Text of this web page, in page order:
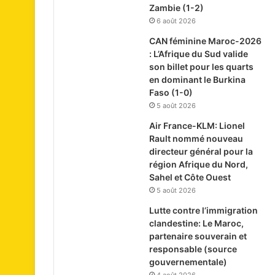
Zambie (1-2)
6 août 2026
CAN féminine Maroc-2026
: L’Afrique du Sud valide
son billet pour les quarts
en dominant le Burkina
Faso (1-0)
5 août 2026
Air France-KLM: Lionel
Rault nommé nouveau
directeur général pour la
région Afrique du Nord,
Sahel et Côte Ouest
5 août 2026
Lutte contre l’immigration
clandestine: Le Maroc,
partenaire souverain et
responsable (source
gouvernementale)